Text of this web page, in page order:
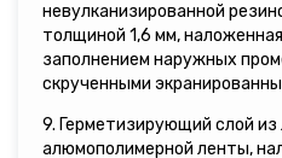
невулканизированной
толщиной 1,6 мм,
заполнением наружных
скрученными
9. Герметизирующий слой из
алюмополимерной ленты,